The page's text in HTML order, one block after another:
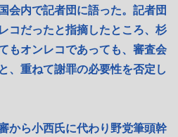
会内で記者団に語った。記者団
コだったと指摘したところ、杉
もオンレコであっても、審査会
、重ねて謝罪の必要性を否定し
から小西氏に代わり野党筆頭幹